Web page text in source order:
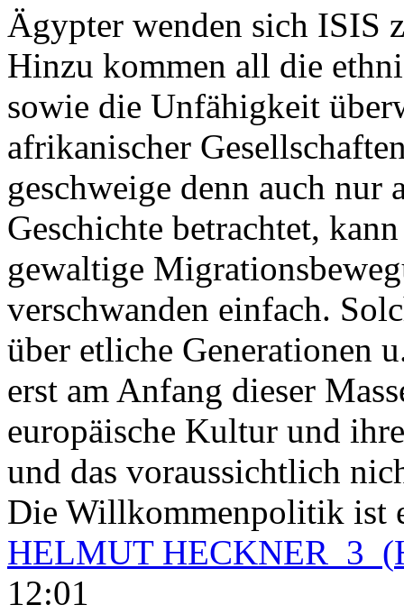
Ägypter wenden sich ISIS
Hinzu kommen all die
sowie die Unfähigkeit
afrikanischer
geschweige denn auch nur
Geschichte betrachtet,
gewaltige
verschwanden einfach.
über etliche Generationen
erst am Anfang dieser
europäische Kultur und
und das voraussichtlich
Die Willkommenpolitik ist
HELMUT HECKNER 3 (
12:01